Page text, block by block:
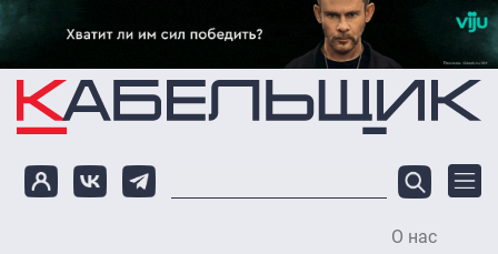
Перейти к основному содержанию
О нас